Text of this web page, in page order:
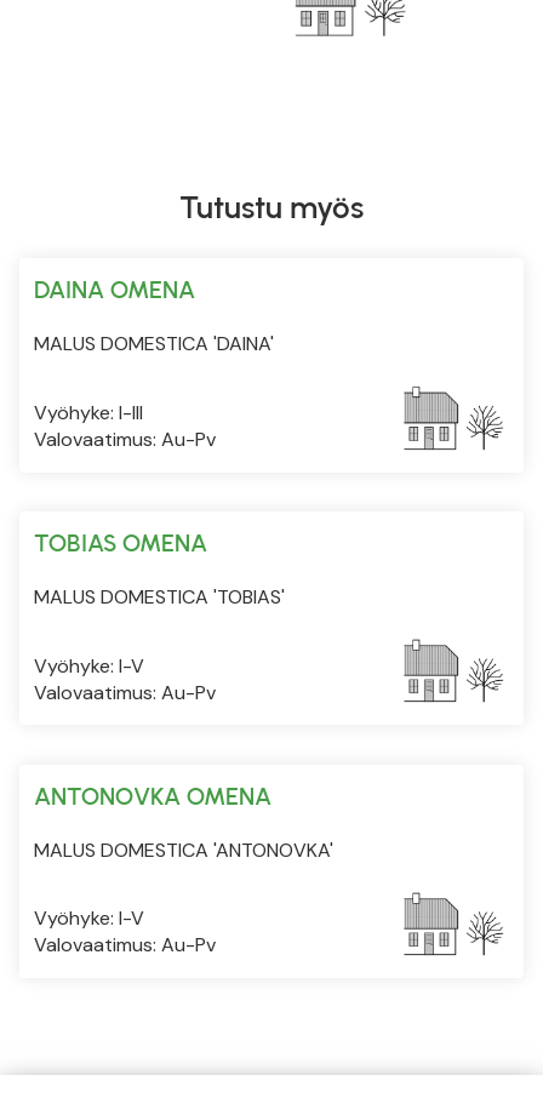
Tutustu myös
DAINA OMENA
MALUS DOMESTICA 'DAINA'
Vyöhyke: I-III
Valovaatimus: Au-Pv
TOBIAS OMENA
MALUS DOMESTICA 'TOBIAS'
Vyöhyke: I-V
Valovaatimus: Au-Pv
ANTONOVKA OMENA
MALUS DOMESTICA 'ANTONOVKA'
Vyöhyke: I-V
Valovaatimus: Au-Pv